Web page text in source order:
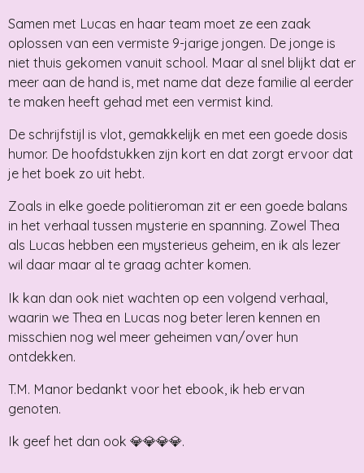
Samen met Lucas en haar team moet ze een zaak
oplossen van een vermiste 9-jarige jongen. De jonge is
niet thuis gekomen vanuit school. Maar al snel blijkt dat er
meer aan de hand is, met name dat deze familie al eerder
te maken heeft gehad met een vermist kind.
De schrijfstijl is vlot, gemakkelijk en met een goede dosis
humor. De hoofdstukken zijn kort en dat zorgt ervoor dat
je het boek zo uit hebt.
Zoals in elke goede politieroman zit er een goede balans
in het verhaal tussen mysterie en spanning. Zowel Thea
als Lucas hebben een mysterieus geheim, en ik als lezer
wil daar maar al te graag achter komen.
Ik kan dan ook niet wachten op een volgend verhaal,
waarin we Thea en Lucas nog beter leren kennen en
misschien nog wel meer geheimen van/over hun
ontdekken.
T.M. Manor bedankt voor het ebook, ik heb ervan
genoten.
Ik geef het dan ook 💎💎💎💎.